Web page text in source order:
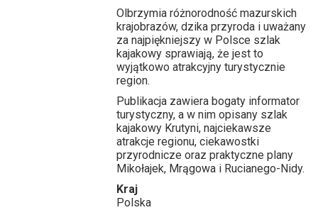
Olbrzymia różnorodność mazurskich
krajobrazów, dzika przyroda i uważany
za najpiękniejszy w Polsce szlak
kajakowy sprawiają, że jest to
wyjątkowo atrakcyjny turystycznie
region.
Publikacja zawiera bogaty informator
turystyczny, a w nim opisany szlak
kajakowy Krutyni, najciekawsze
atrakcje regionu, ciekawostki
przyrodnicze oraz praktyczne plany
Mikołajek, Mrągowa i Rucianego-Nidy.
Kraj
Polska